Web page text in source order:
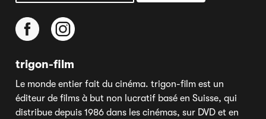
trigon-film
Le monde entier fait du cinéma. trigon-film est un
éditeur de films à but non lucratif basé en Suisse, qui
distribue depuis 1986 dans les cinémas, sur DVD et en